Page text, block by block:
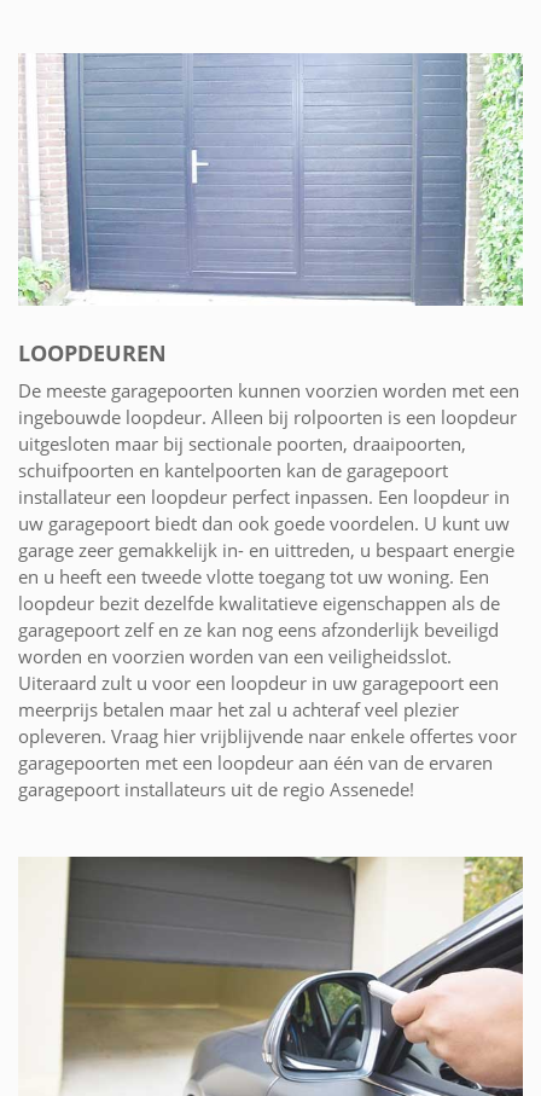
LOOPDEUREN
De meeste garagepoorten kunnen voorzien worden met een
ingebouwde loopdeur. Alleen bij rolpoorten is een loopdeur
uitgesloten maar bij sectionale poorten, draaipoorten,
schuifpoorten en kantelpoorten kan de garagepoort
installateur een loopdeur perfect inpassen. Een loopdeur in
uw garagepoort biedt dan ook goede voordelen. U kunt uw
garage zeer gemakkelijk in- en uittreden, u bespaart energie
en u heeft een tweede vlotte toegang tot uw woning. Een
loopdeur bezit dezelfde kwalitatieve eigenschappen als de
garagepoort zelf en ze kan nog eens afzonderlijk beveiligd
worden en voorzien worden van een veiligheidsslot.
Uiteraard zult u voor een loopdeur in uw garagepoort een
meerprijs betalen maar het zal u achteraf veel plezier
opleveren. Vraag hier vrijblijvende naar enkele offertes voor
garagepoorten met een loopdeur aan één van de ervaren
garagepoort installateurs uit de regio Assenede!